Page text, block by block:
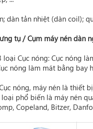
dàn tản nhiệt (dàn coil);
tụ / Cụm máy nén dàn
loại Cục nóng: Cục nóng
nóng làm mát bằng bay
nóng, máy nén là thiết
phổ biến là máy nén
, Copeland, Bitzer,